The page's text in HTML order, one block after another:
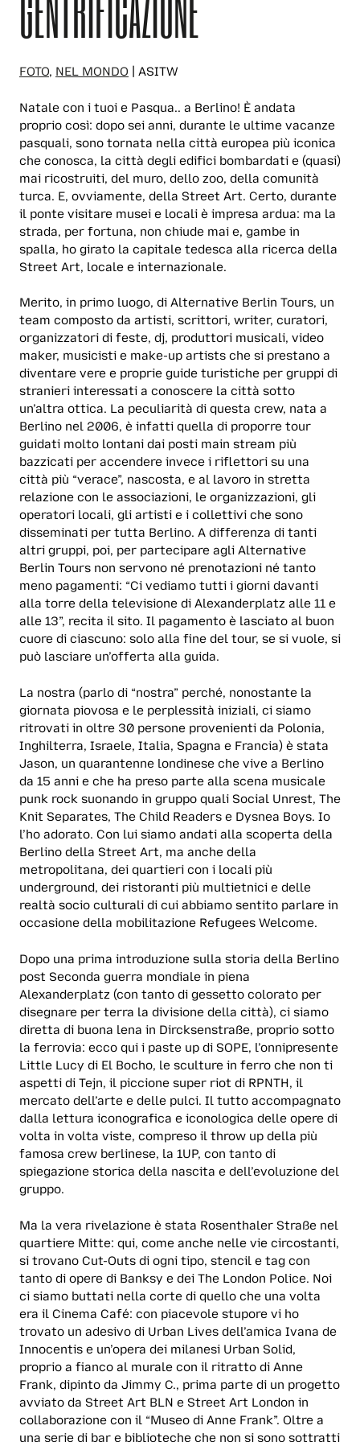
FOTO, NEL MONDO | ASITW
Natale con i tuoi e Pasqua.. a Berlino! È andata
proprio così: dopo sei anni, durante le ultime vacanze
pasquali, sono tornata nella città europea più iconica
che conosca, la città degli edifici bombardati e (quasi)
mai ricostruiti, del muro, dello zoo, della comunità
turca. E, ovviamente, della Street Art. Certo, durante
il ponte visitare musei e locali è impresa ardua: ma la
strada, per fortuna, non chiude mai e, gambe in
spalla, ho girato la capitale tedesca alla ricerca della
Street Art, locale e internazionale.
Merito, in primo luogo, di Alternative Berlin Tours, un
team composto da artisti, scrittori, writer, curatori,
organizzatori di feste, dj, produttori musicali, video
maker, musicisti e make-up artists che si prestano a
diventare vere e proprie guide turistiche per gruppi di
stranieri interessati a conoscere la città sotto
un’altra ottica. La peculiarità di questa crew, nata a
Berlino nel 2006, è infatti quella di proporre tour
guidati molto lontani dai posti main stream più
bazzicati per accendere invece i riflettori su una
città più “verace”, nascosta, e al lavoro in stretta
relazione con le associazioni, le organizzazioni, gli
operatori locali, gli artisti e i collettivi che sono
disseminati per tutta Berlino. A differenza di tanti
altri gruppi, poi, per partecipare agli Alternative
Berlin Tours non servono né prenotazioni né tanto
meno pagamenti: “Ci vediamo tutti i giorni davanti
alla torre della televisione di Alexanderplatz alle 11 e
alle 13”, recita il sito. Il pagamento è lasciato al buon
cuore di ciascuno: solo alla fine del tour, se si vuole, si
può lasciare un’offerta alla guida.
La nostra (parlo di “nostra” perché, nonostante la
giornata piovosa e le perplessità iniziali, ci siamo
ritrovati in oltre 30 persone provenienti da Polonia,
Inghilterra, Israele, Italia, Spagna e Francia) è stata
Jason, un quarantenne londinese che vive a Berlino
da 15 anni e che ha preso parte alla scena musicale
punk rock suonando in gruppo quali Social Unrest, The
Knit Separates, The Child Readers e Dysnea Boys. Io
l’ho adorato. Con lui siamo andati alla scoperta della
Berlino della Street Art, ma anche della
metropolitana, dei quartieri con i locali più
underground, dei ristoranti più multietnici e delle
realtà socio culturali di cui abbiamo sentito parlare in
occasione della mobilitazione Refugees Welcome.
Dopo una prima introduzione sulla storia della Berlino
post Seconda guerra mondiale in piena
Alexanderplatz (con tanto di gessetto colorato per
disegnare per terra la divisione della città), ci siamo
diretta di buona lena in Dircksenstraße, proprio sotto
la ferrovia: ecco qui i paste up di SOPE, l’onnipresente
Little Lucy di El Bocho, le sculture in ferro che non ti
aspetti di Tejn, il piccione super riot di RPNTH, il
mercato dell’arte e delle pulci. Il tutto accompagnato
dalla lettura iconografica e iconologica delle opere di
volta in volta viste, compreso il throw up della più
famosa crew berlinese, la 1UP, con tanto di
spiegazione storica della nascita e dell’evoluzione del
gruppo.
Ma la vera rivelazione è stata Rosenthaler Straße nel
quartiere Mitte: qui, come anche nelle vie circostanti,
si trovano Cut-Outs di ogni tipo, stencil e tag con
tanto di opere di Banksy e dei The London Police. Noi
ci siamo buttati nella corte di quello che una volta
era il Cinema Café: con piacevole stupore vi ho
trovato un adesivo di Urban Lives dell’amica Ivana de
Innocentis e un’opera dei milanesi Urban Solid,
proprio a fianco al murale con il ritratto di Anne
Frank, dipinto da Jimmy C., prima parte di un progetto
avviato da Street Art BLN e Street Art London in
collaborazione con il “Museo di Anne Frank”. Oltre a
una serie di bar e biblioteche che non si sono sottratti